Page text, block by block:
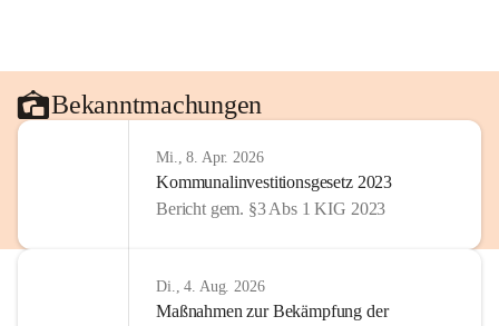
Bekanntmachungen
Mi., 8. Apr. 2026
Kommunalinvestitionsgesetz 2023
Bericht gem. §3 Abs 1 KIG 2023
Di., 4. Aug. 2026
Maßnahmen zur Bekämpfung der